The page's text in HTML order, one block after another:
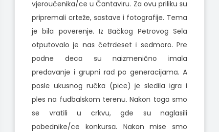
vjeroučenika/ce u Čantaviru. Za ovu priliku su
pripremali crteže, sastave i fotografije. Tema
je bila poverenje. Iz Bačkog Petrovog Sela
otputovalo je nas četrdeset i sedmoro. Pre
podne deca su naizmenično imala
predavanje i grupni rad po generacijama. A
posle ukusnog ručka (pice) je sledila igra i
ples na fudbalskom terenu. Nakon toga smo
se vratili u crkvu, gde su naglasili
pobednike/ce konkursa. Nakon mise smo